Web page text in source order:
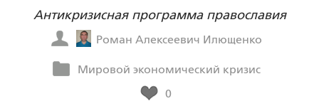
Антикризисная программа православия
Роман Алексеевич Илющенко
Мировой экономический кризис
0